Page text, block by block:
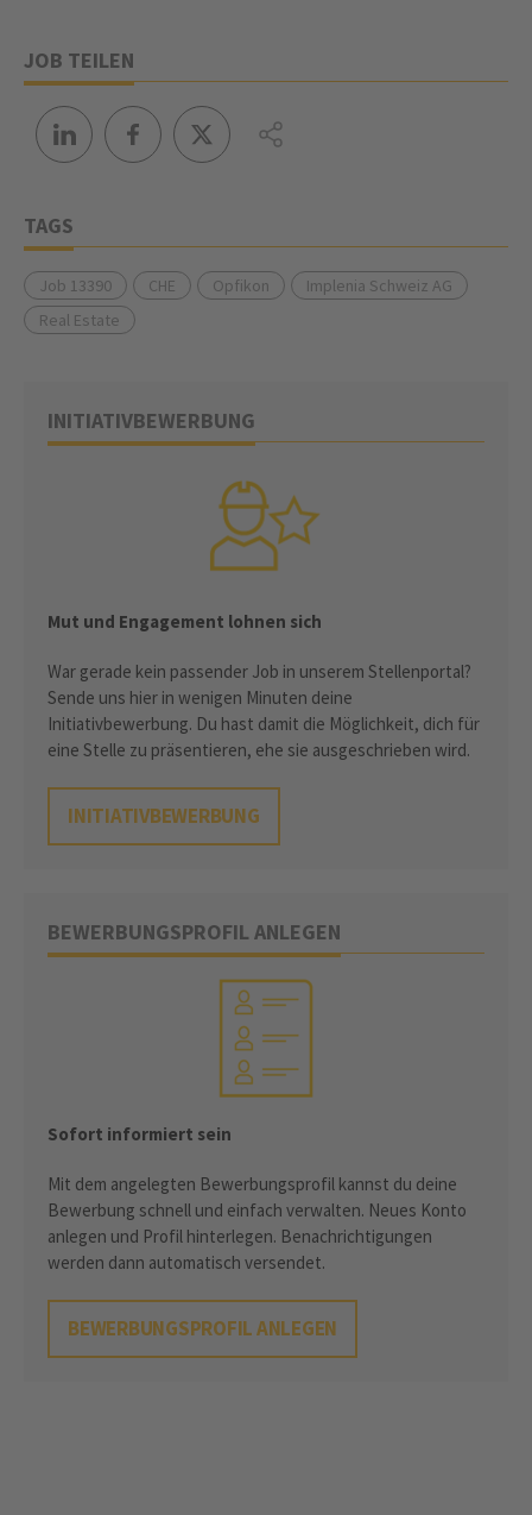
JOB TEILEN
TAGS
Job 13390 CHE Opfikon
Implenia Schweiz AG
Real Estate
INITIATIVBEWERBUNG
Mut und Engagement lohnen sich
War gerade kein passender Job in unserem Stellenportal?
Sende uns hier in wenigen Minuten deine
Initiativbewerbung. Du hast damit die Möglichkeit, dich für
eine Stelle zu präsentieren, ehe sie ausgeschrieben wird.
INITIATIVBEWERBUNG
BEWERBUNGSPROFIL ANLEGEN
Sofort informiert sein
Mit dem angelegten Bewerbungsprofil kannst du deine
Bewerbung schnell und einfach verwalten. Neues Konto
anlegen und Profil hinterlegen. Benachrichtigungen
werden dann automatisch versendet.
BEWERBUNGSPROFIL ANLEGEN